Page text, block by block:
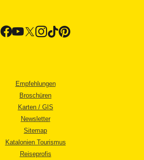
Empfehlungen
Broschüren
Karten / GIS
Newsletter
Sitemap
Katalonien Tourismus
Reiseprofis